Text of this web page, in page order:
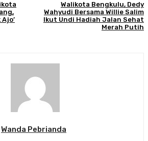
Walikota Bengkulu, Dedy
Wahyudi Bersama Willie Salim
Ikut Undi Hadiah Jalan Sehat
Merah Putih
Wanda Pebrianda